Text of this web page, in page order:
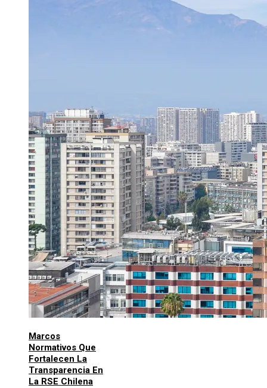
Marcos
Normativos Que
Fortalecen La
Transparencia En
La RSE Chilena